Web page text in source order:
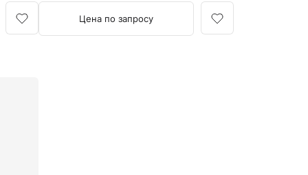
интубацию.
Цена по запросу